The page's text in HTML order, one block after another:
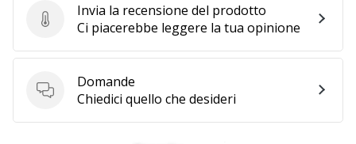
Invia la recensione del prodotto
Invia la recensione del prodotto
Ci piacerebbe leggere la tua opinione
Domande
Domande
Chiedici quello che desideri